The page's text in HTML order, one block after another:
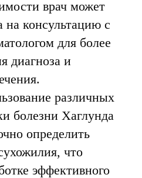
врач может
на консультацию с
для более
диагноза и
различных
болезни Хаглунда
определить
что
эффективного